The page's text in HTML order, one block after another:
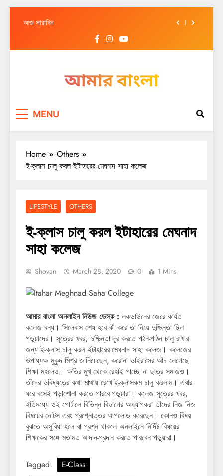
আজ সারাদিন
আজ সারাদিন
MENU
Home
Others
ই-ক্লাস চালু করল ইটাহারের মেঘনাদ সাহা কলেজ
LIFESTYLE OTHERS
ই-ক্লাস চালু করল ইটাহারের মেঘনাদ
সাহা কলেজ
Shovan March 28, 2020 0 1 Mins
আমার বাংলা অনলাইন নিউজ ডেস্ক : লকডাউনের জেরে কার্যত
কলেজ বন্ধ। সিলেবাস শেষ হবে কী করে তা নিয়ে দুশ্চিন্তা ছিল
পড়ুয়াদের। সূত্রের খবর, দুশ্চিন্তা দূর করতে পঠন-পাঠন চালু রাখার
জন্য ই-ক্লাস চালু করল ইটাহারের মেঘনাদ সাহা কলেজ। কলেজের
উপাধ্যক্ষ মুকুন্দ মিশ্র জানিয়েছেন, করোনা ভাইরাসের আঁচ লেগেছে
শিক্ষা মহলেও। ক্ষতির মুখ থেকে রেহাই পাচ্ছে না ছাত্র সমাজও।
তাঁদের ভবিষ্যতের কথা মাথায় রেখে ই-ক্লাসরুম চালু করলাম। এবার
ঘরে বসেই পড়াশোনা করতে পারবে পড়ুয়ারা। কলেজ সূত্রের খবর,
ইতিমধ্যে ওই পোর্টালে বিভিন্ন বিভাগের অধ্যাপকরা তাঁদের নিজ নিজ
বিষয়ের নোটস এবং প্রশ্নোত্তর আপলোড করেছেন। কোনও বিষয়
বুঝতে অসুবিধা হলে বা প্রশ্ন থাকলে অনলাইনে নির্দিষ্ট বিষয়ের
শিক্ষকের সঙ্গে মতামত আদান-প্রদান করতে পারবেন পড়ুয়ারা।
Tagged:
E-Class